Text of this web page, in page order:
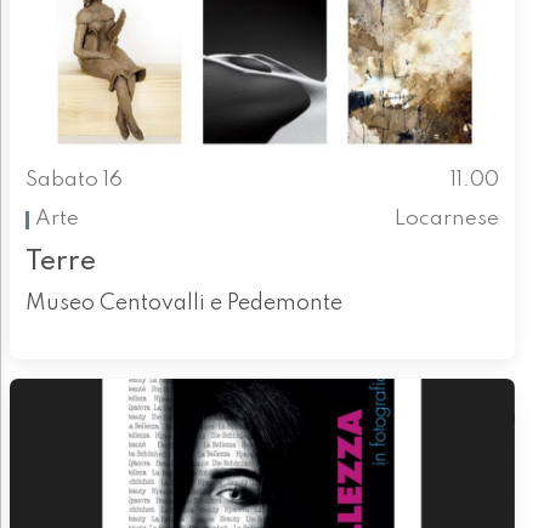
Sabato 16
11.00
Arte
Locarnese
Terre
Museo Centovalli e Pedemonte